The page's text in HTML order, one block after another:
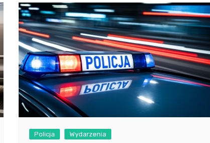
Policja Wydarzenia